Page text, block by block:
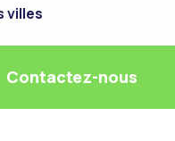
villes
Contactez-nous